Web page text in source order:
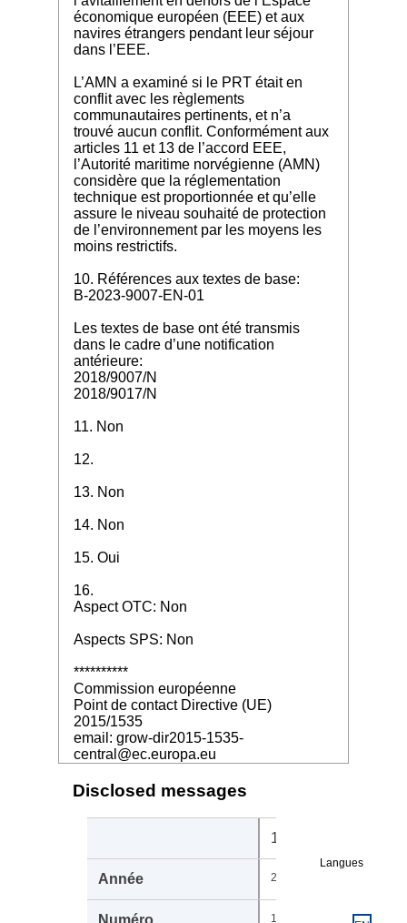
économique européen (EEE) et aux
navires étrangers pendant leur séjour
dans l’EEE.
L’AMN a examiné si le PRT était en
conflit avec les règlements
communautaires pertinents, et n’a
trouvé aucun conflit. Conformément aux
articles 11 et 13 de l’accord EEE,
l’Autorité maritime norvégienne (AMN)
considère que la réglementation
technique est proportionnée et qu’elle
assure le niveau souhaité de protection
de l’environnement par les moyens les
moins restrictifs.
10. Références aux textes de base:
B-2023-9007-EN-01
Les textes de base ont été transmis
dans le cadre d’une notification
antérieure:
2018/9007/N
2018/9017/N
11. Non
12.
13. Non
14. Non
15. Oui
16.
Aspect OTC: Non
Aspects SPS: Non
**********
Commission européenne
Point de contact Directive (UE)
2015/1535
email: grow-dir2015-1535-
central@ec.europa.eu
Disclosed messages
111621
2025
1100
Langues